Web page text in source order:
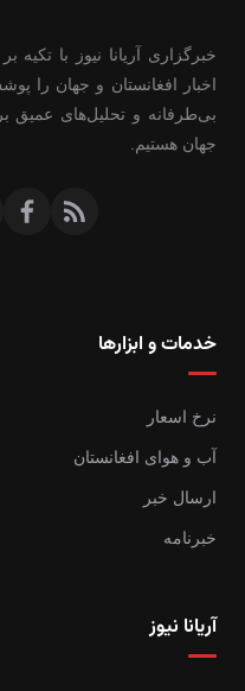
خبرگزاری آریانا نیوز با
اخبار افغانستان و جهان را
بی‌طرفانه و تحلیل‌های عمیق
جهان هستیم.
خدمات و ابزارها
نرخ اسعار
آب و هوای افغانستان
ارسال خبر
خبرنامه
آریانا نیوز